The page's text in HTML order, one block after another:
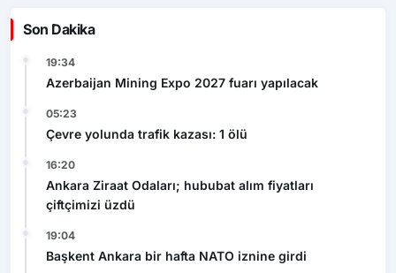
Son Dakika
19:34
Azerbaijan Mining Expo 2027 fuarı yapılacak
05:23
Çevre yolunda trafik kazası: 1 ölü
16:20
Ankara Ziraat Odaları; hububat alım fiyatları
çiftçimizi üzdü
19:04
Başkent Ankara bir hafta NATO iznine girdi